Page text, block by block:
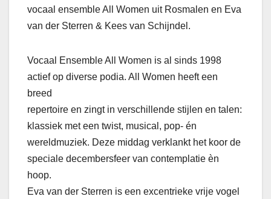
vocaal ensemble All Women uit Rosmalen en Eva
van der Sterren & Kees van Schijndel.
Vocaal Ensemble All Women is al sinds 1998
actief op diverse podia. All Women heeft een
breed
repertoire en zingt in verschillende stijlen en talen:
klassiek met een twist, musical, pop- én
wereldmuziek. Deze middag verklankt het koor de
speciale decembersfeer van contemplatie èn
hoop.
Eva van der Sterren is een excentrieke vrije vogel